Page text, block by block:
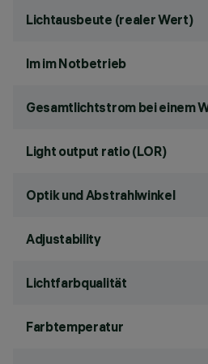
Lichtausbeute (realer Wert)
lm im Notbetrieb
Gesamtlichtstrom bei einem
Light output ratio (LOR)
Optik und Abstrahlwinkel
Adjustability
Lichtfarbqualität
Farbtemperatur